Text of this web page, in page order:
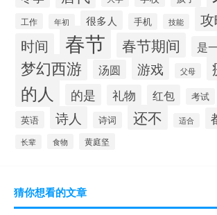
工作 年初 很多人 手机 技能
时间 春节 春节期间 是
梦幻西游 汤圆 游戏 父母
的人 的是 礼物 红包 考试
英语 诗人 诗词 还不 适合
长辈 食物 黄庭坚
猜你想看的文章